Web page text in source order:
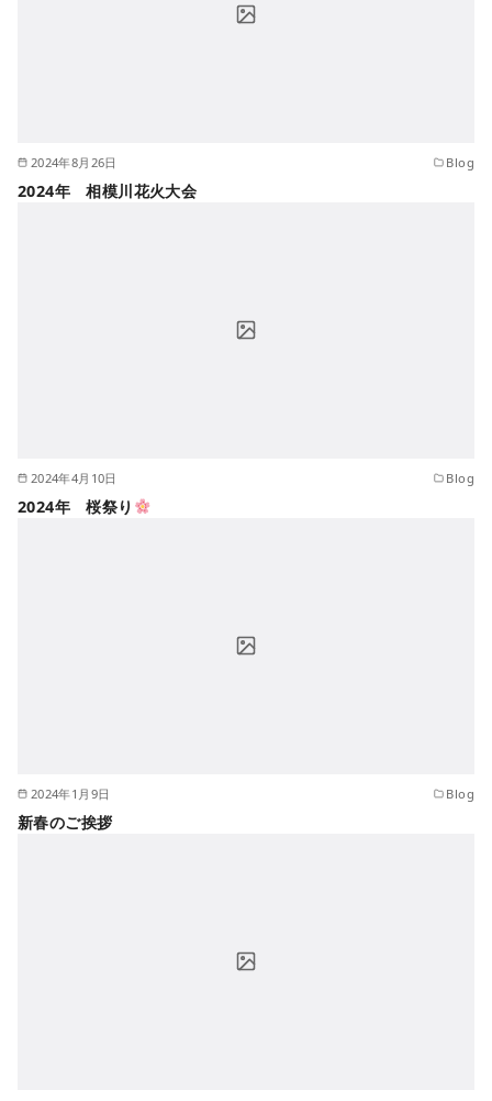
2024年8月26日 Blog
2024年 相模川花火大会
2024年4月10日 Blog
2024年 桜祭り
2024年1月9日 Blog
新春のご挨拶